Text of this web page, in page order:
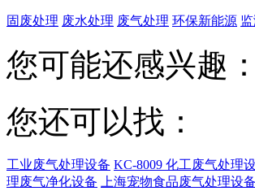
固废处理 废水处理 废气处理 环保新能源
您可能还感兴趣：
您还可以找：
工业废气处理设备 KC-8009 化工废气处理
理废气净化设备
上海宠物食品废气处理设备